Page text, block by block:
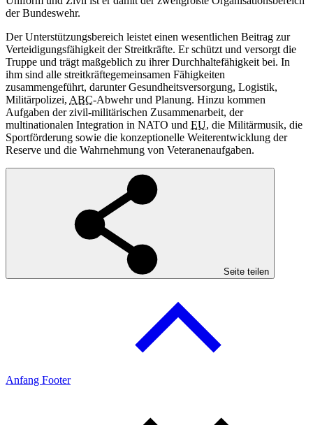
der Bundeswehr.
Der Unterstützungsbereich leistet einen wesentlichen Beitrag zur
Verteidigungsfähigkeit der Streitkräfte. Er schützt und versorgt die
Truppe und trägt maßgeblich zu ihrer Durchhaltefähigkeit bei. In
ihm sind alle streitkräftegemeinsamen Fähigkeiten
zusammengeführt, darunter Gesundheitsversorgung, Logistik,
Militärpolizei, ABC-Abwehr und Planung. Hinzu kommen
Aufgaben der zivil-militärischen Zusammenarbeit, der
multinationalen Integration in NATO und EU, die Militärmusik, die
Sportförderung sowie die konzeptionelle Weiterentwicklung der
Reserve und die Wahrnehmung von Veteranenaufgaben.
Seite teilen
Anfang Footer